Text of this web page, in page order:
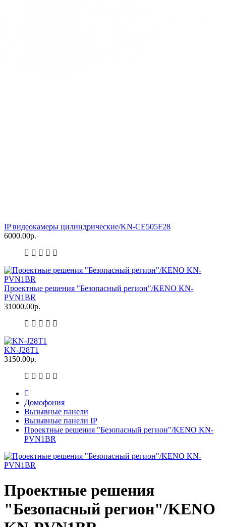
IP видеокамеры цилиндрические/KN-CE505F28
6000.00р.
Проектные решения "Безопасный регион"/KENO KN-
PVN1BR
31000.00р.
KN-J28T1
3150.00р.
Домофония
Вызывные панели
Вызывные панели IP
Проектные решения "Безопасный регион"/KENO KN-
PVN1BR
Проектные решения
"Безопасный регион"/KENO